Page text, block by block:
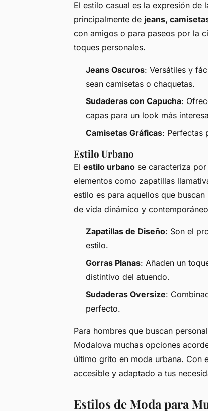
El estilo casual es la expresión
principalmente de jeans,
con amigos o para paseos por la
toques personales.
Jeans Oscuros: Versátiles y
sean camisetas o chaquetas.
Sudaderas con Capucha:
capas para un look más
Camisetas Gráficas: Perfectas
Estilo Urbano
El estilo urbano se caracteriza
elementos como zapatillas
estilo es para aquellos que buscan
de vida dinámico y
Zapatillas de Diseño: Son el
estilo.
Gorras Planas: Añaden un
distintivo del atuendo.
Sudaderas Oversize:
perfecto.
Para hombres que buscan
Modalova muchas opciones
último grito en moda urbana. Con
accesible y adaptado a tus
Estilos de Moda para